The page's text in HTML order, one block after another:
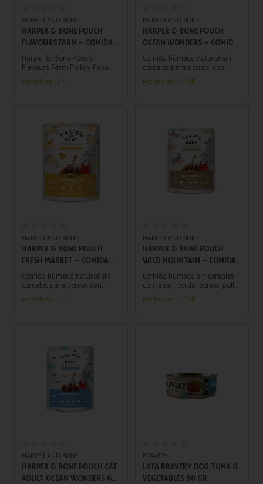
HARPER AND BONE
HARPER & BONE POUCH
FLAVOURS FARM – COMIDA
HÚMEDA NATURAL PARA
PERROS CON POLLO Y PAVO
(300G)
Harper & Bone Pouch
Flavours Farm Pollo y Pavo
300g, disponible en
WeLoveMascotas.com, es la
su perro adulto.
Recíbelo en 72 h.
HARPER AND BONE
HARPER & BONE POUCH
OCEAN WONDERS – COMIDA
HÚMEDA NATURAL PARA
PERROS CON ATÚN, PESCADO
BLANCO, SALMÓN Y POLLO
Comida húmeda natural sin
cereales para perros, con
atún, pescado blanco, salmón
y pollo fresco. Rica en
Recíbelo en 24/48h
HARPER AND BONE
HARPER & BONE POUCH
FRESH MARKET – COMIDA
HÚMEDA NATURAL PARA
PERROS CON CERDO IBÉRICO,
POLLO Y CORDERO (300G)
Comida húmeda natural sin
cereales para perros con
cerdo ibérico, pollo y cordero.
Alta en proteínas, digestiva y
Recíbelo en 72 h.
HARPER AND BONE
HARPER & BONE POUCH
WILD MOUNTAIN – COMIDA
HÚMEDA NATURAL PARA
PERROS CON JABALÍ, CERDO
IBÉRICO, POLLO, CONEJO Y
Comida húmeda sin cereales
con jabalí, cerdo ibérico, pollo,
conejo y venado. Nutritiva,
sabrosa y natural. Ideal para
Recíbelo en 24/48h
HARPER AND BONE
HARPER & BONE POUCH CAT
ADULT OCEAN WONDERS 85
BRAVERY
LATA BRAVERY DOG TUNA &
VEGETABLES 80 GR